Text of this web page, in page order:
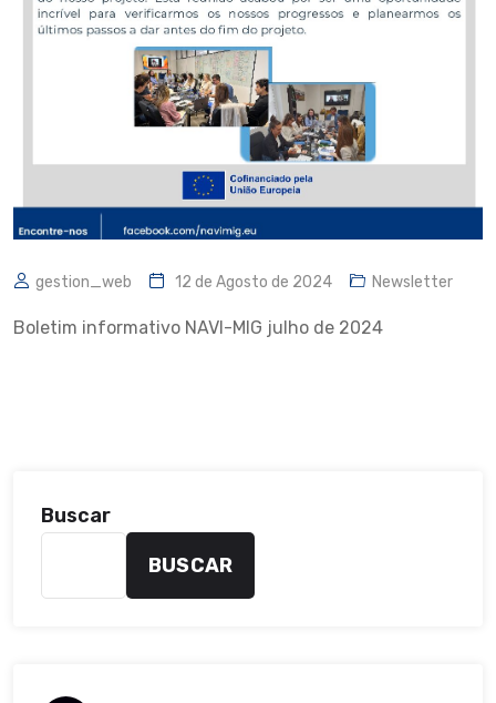
gestion_web 12 de Agosto de 2024 Newsletter
Boletim informativo NAVI-MIG julho de 2024
Buscar
BUSCAR